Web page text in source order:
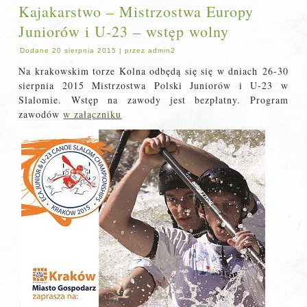
Kajakarstwo – Mistrzostwa Europy
Juniorów i U-23 – wstęp wolny
Dodane 20 sierpnia 2015 |przez admin2
Na krakowskim torze Kolna odbędą się się w dniach 26-30
sierpnia 2015 Mistrzostwa Polski Juniorów i U-23 w
Slalomie. Wstęp na zawody jest bezpłatny. Program
zawodóww załączniku